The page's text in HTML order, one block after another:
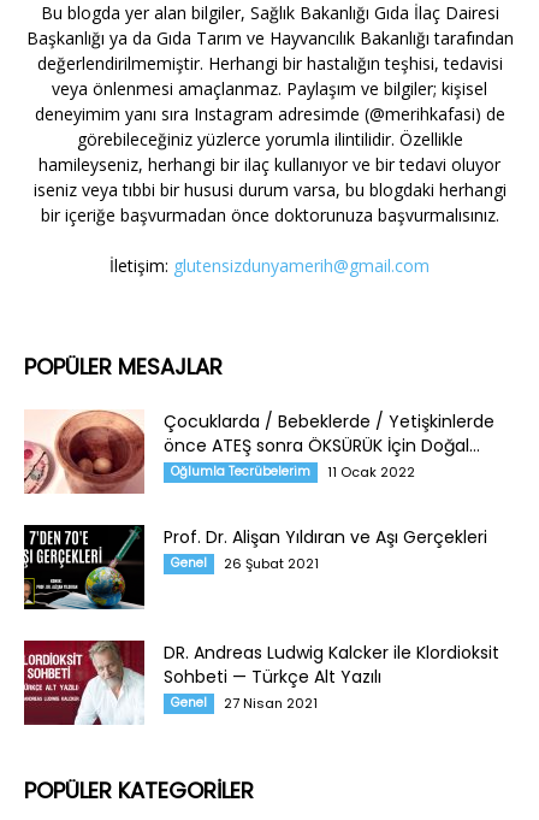
Bu blogda yer alan bilgiler, Sağlık Bakanlığı Gıda İlaç Dairesi
Başkanlığı ya da Gıda Tarım ve Hayvancılık Bakanlığı tarafından
değerlendirilmemiştir. Herhangi bir hastalığın teşhisi, tedavisi
veya önlenmesi amaçlanmaz. Paylaşım ve bilgiler; kişisel
deneyimim yanı sıra Instagram adresimde (@merihkafasi) de
görebileceğiniz yüzlerce yorumla ilintilidir. Özellikle
hamileyseniz, herhangi bir ilaç kullanıyor ve bir tedavi oluyor
iseniz veya tıbbi bir hususi durum varsa, bu blogdaki herhangi
bir içeriğe başvurmadan önce doktorunuza başvurmalısınız.
İletişim: glutensizdunyamerih@gmail.com
POPÜLER MESAJLAR
Çocuklarda / Bebeklerde / Yetişkinlerde
önce ATEŞ sonra ÖKSÜRÜK İçin Doğal...
Oğlumla Tecrübelerim 11 Ocak 2022
Prof. Dr. Alişan Yıldıran ve Aşı Gerçekleri
Genel 26 Şubat 2021
DR. Andreas Ludwig Kalcker ile Klordioksit
Sohbeti — Türkçe Alt Yazılı
Genel 27 Nisan 2021
POPÜLER KATEGORİLER